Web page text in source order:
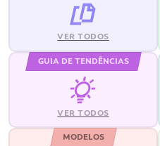
VER TODOS
GUIA DE TENDÊNCIAS
VER TODOS
MODELOS